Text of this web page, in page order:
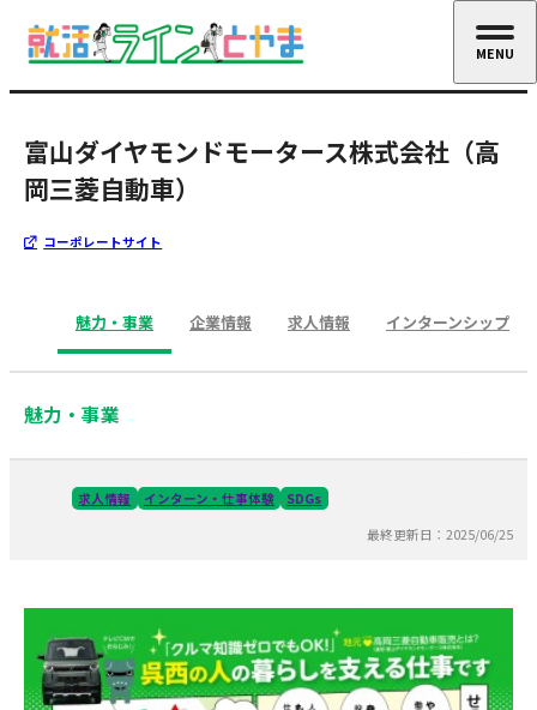
富山ダイヤモンドモータース株式会社（高
岡三菱自動車）
コーポレートサイト
魅力・事業 企業情報 求人情報 インターンシップ
魅力・事業
求人情報 インターン・仕事体験
SDGs
最終更新日：2025/06/25
MENU